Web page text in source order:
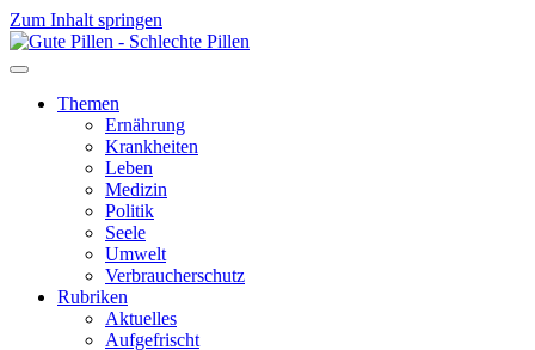
Zum Inhalt springen
Themen
Ernährung
Krankheiten
Leben
Medizin
Politik
Seele
Umwelt
Verbraucherschutz
Rubriken
Aktuelles
Aufgefrischt